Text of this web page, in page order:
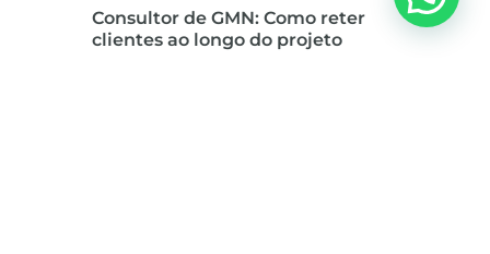
Consultor de GMN: Como reter
clientes ao longo do projeto